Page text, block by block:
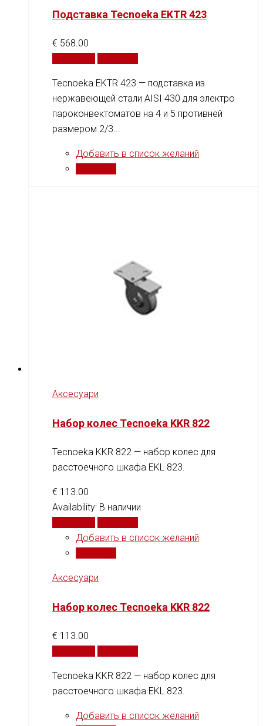
Подставка Tecnoeka EKTR 423
€ 568.00
Tecnoeka EKTR 423 — подставка из
нержавеющей стали AISI 430 для электро
пароконвектоматов на 4 и 5 противней
размером 2/3...
Добавить в список желаний
Аксесуари
Набор колес Tecnoeka KKR 822
Tecnoeka KKR 822 — набор колес для
расстоечного шкафа EKL 823.
€ 113.00
Availability: В наличии
Добавить в список желаний
Аксесуари
Набор колес Tecnoeka KKR 822
€ 113.00
Tecnoeka KKR 822 — набор колес для
расстоечного шкафа EKL 823.
Добавить в список желаний